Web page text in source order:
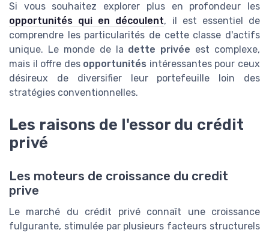
Si vous souhaitez explorer plus en profondeur les
opportunités qui en découlent, il est essentiel de
comprendre les particularités de cette classe d'actifs
unique. Le monde de la dette privée est complexe,
mais il offre des opportunités intéressantes pour ceux
désireux de diversifier leur portefeuille loin des
stratégies conventionnelles.
Les raisons de l'essor du crédit
privé
Les moteurs de croissance du credit
prive
Le marché du crédit privé connaît une croissance
fulgurante, stimulée par plusieurs facteurs structurels